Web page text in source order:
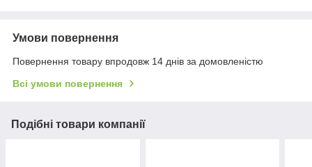
Умови повернення
Повернення товару впродовж 14 днів за домовленістю
Всі умови повернення
Подібні товари компанії